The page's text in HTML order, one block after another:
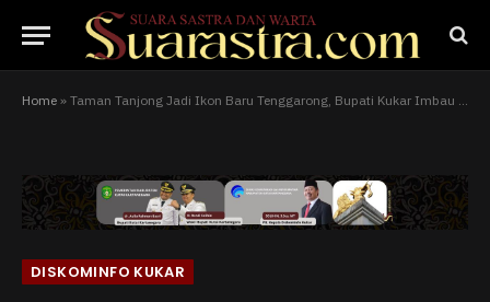
Home » Taman Tanjong Jadi Ikon Baru Tenggarong, Bupati Kukar Imbau Jaga Ketertiban dan Kebersihan
DISKOMINFO KUKAR